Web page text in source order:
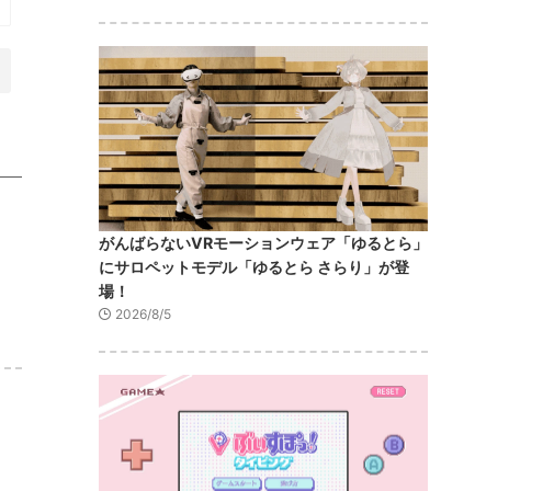
がんばらないVRモーションウェア「ゆるとら」
にサロペットモデル「ゆるとら さらり」が登
場！
2026/8/5